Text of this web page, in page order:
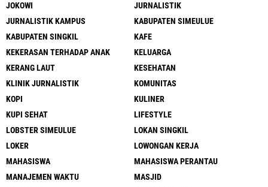
JOKOWI
JURNALISTIK
JURNALISTIK KAMPUS
KABUPATEN SIMEULUE
KABUPATEN SINGKIL
KAFE
KEKERASAN TERHADAP ANAK
KELUARGA
KERANG LAUT
KESEHATAN
KLINIK JURNALISTIK
KOMUNITAS
KOPI
KULINER
KUPI SEHAT
LIFESTYLE
LOBSTER SIMEULUE
LOKAN SINGKIL
LOKER
LOWONGAN KERJA
MAHASISWA
MAHASISWA PERANTAU
MANAJEMEN WAKTU
MASJID